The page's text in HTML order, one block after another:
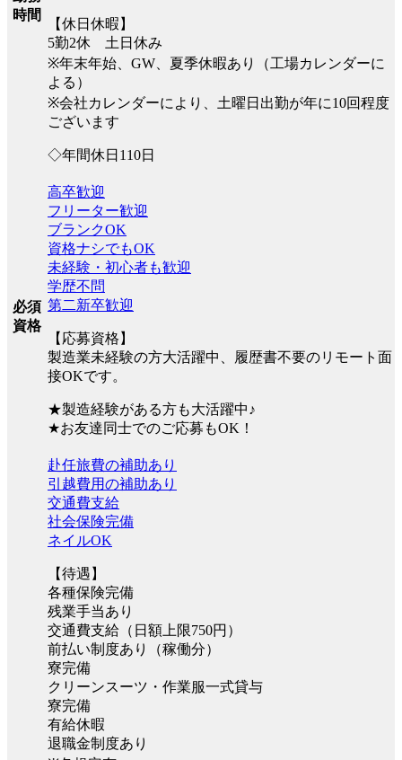
時間
【休日休暇】
5勤2休 土日休み
※年末年始、GW、夏季休暇あり（工場カレンダーに
よる）
※会社カレンダーにより、土曜日出勤が年に10回程度
ございます
◇年間休日110日
必須
資格
高卒歓迎
フリーター歓迎
ブランクOK
資格ナシでもOK
未経験・初心者も歓迎
学歴不問
第二新卒歓迎
【応募資格】
製造業未経験の方大活躍中、履歴書不要のリモート面
接OKです。
★製造経験がある方も大活躍中♪
★お友達同士でのご応募もOK！
赴任旅費の補助あり
引越費用の補助あり
交通費支給
社会保険完備
ネイルOK
【待遇】
各種保険完備
残業手当あり
交通費支給（日額上限750円）
前払い制度あり（稼働分）
寮完備
クリーンスーツ・作業服一式貸与
寮完備
有給休暇
退職金制度あり